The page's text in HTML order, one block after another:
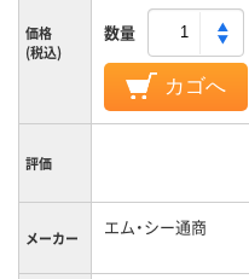
価格
(税込)
数量
カゴへ
評価
メーカー エム・シー通商